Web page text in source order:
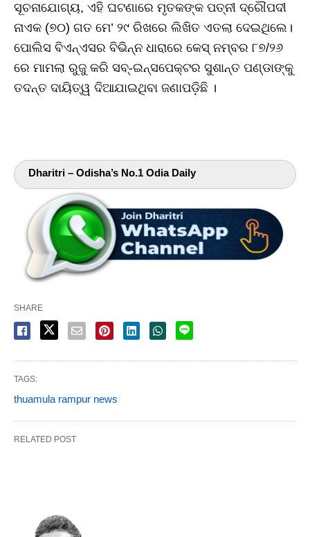
ସୂଚନାଯୋଗ୍ୟ, ଏହି ଘଟଣାରେ ମୃତକଙ୍କ ପତ୍ନୀ ଦ୍ରୌପଦୀ
ନାଏକ (୭୦) ଗତ ମେ’ ୨୯ ରିଖରେ ଲିଖିତ ଏତଲା ଦେଇଥିଲେ।
ପୋଲିସ ବିଏନ୍ଏସର ବିଭିନ୍ନ ଧାରାରେ କେସ୍ ନମ୍ବର ୮୭/୨୬
ରେ ମାମଲା ରୁଜୁ କରି ସବ୍-ଇନ୍ସପେକ୍ଟର ସୁଶାନ୍ତ ପଣ୍ଡାଙ୍କୁ
ତଦନ୍ତ ଦାୟିତ୍ୱ ଦିଆଯାଇଥିବା ଜଣାପଡ଼ିଛି ।
Dharitri – Odisha’s No.1 Odia Daily
SHARE
TAGS:
thuamula rampur news
RELATED POST